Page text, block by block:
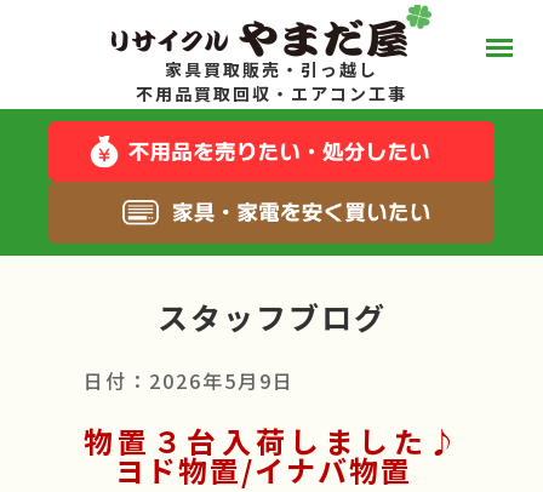
家具買取販売・引っ越し
不用品買取回収・エアコン工事
スタッフブログ
日付：2026年5月9日
物置３台入荷しました♪
ヨド物置/イナバ物置
やまだ屋って？
スタッフブログ
キャンペーン一覧
サービス一覧
料金について